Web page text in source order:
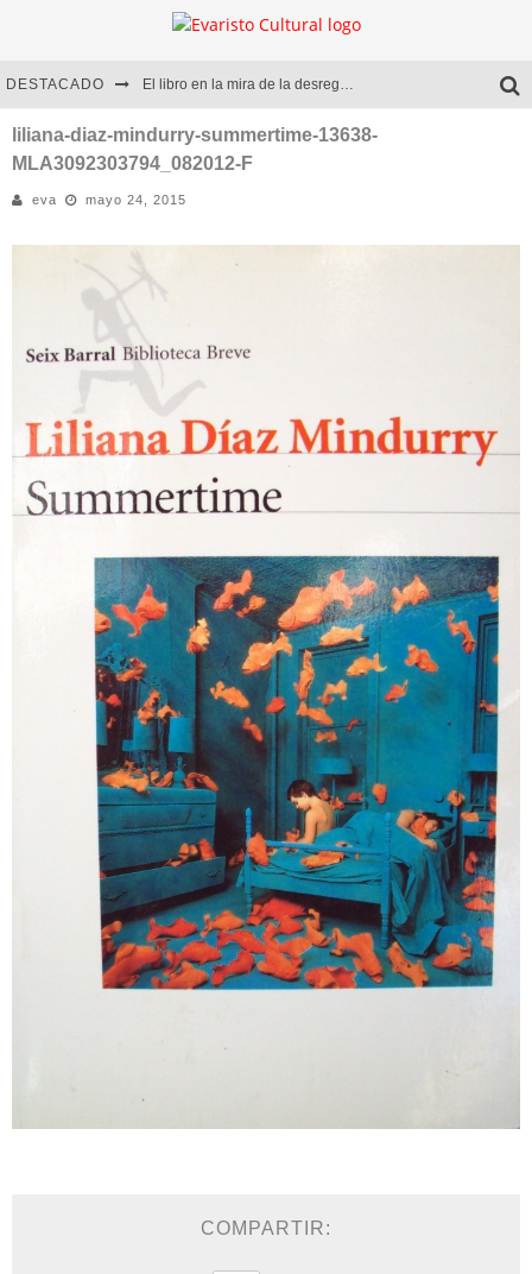
DESTACADO El libro en la mira de la desregulación
Marcelo Rubio | El llovedor
liliana-diaz-mindurry-summertime-13638-
MLA3092303794_082012-F
eva mayo 24, 2015
COMPARTIR: